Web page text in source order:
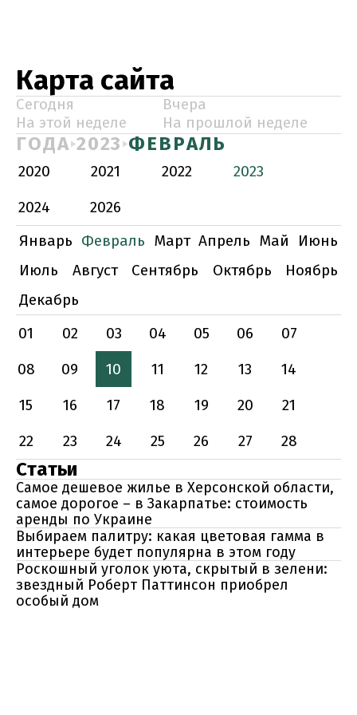
Карта сайта
Сегодня
Вчера
На этой неделе
На прошлой неделе
ГОДА 2023 ФЕВРАЛЬ
2020 2021 2022
2023
2024
2026
Январь Февраль Март Апрель Май
Июнь
Июль
Август Сентябрь Октябрь
Ноябрь
Декабрь
01
02 03 04 05 06
07
08
09 10 11 12 13
14
15
16 17 18 19 20
21
22
23 24 25 26 27 28
Статьи
Самое дешевое жилье в Херсонской области,
самое дорогое – в Закарпатье: стоимость
аренды по Украине
Выбираем палитру: какая цветовая гамма в
интерьере будет популярна в этом году
Роскошный уголок уюта, скрытый в зелени:
звездный Роберт Паттинсон приобрел
особый дом